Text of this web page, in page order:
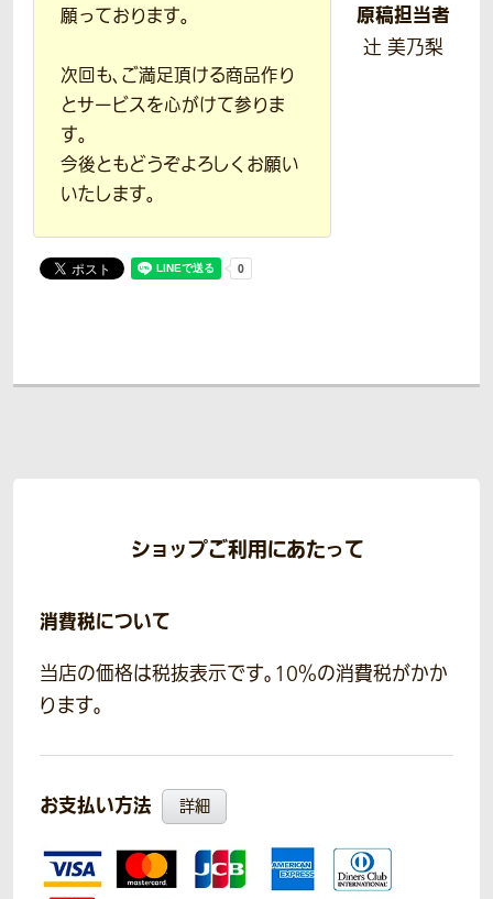
願っております。
次回も、ご満足頂ける商品作り
とサービスを心がけて参りま
す。
今後ともどうぞよろしくお願い
いたします。
原稿担当者
辻 美乃梨
ショップご利用にあたって
消費税について
当店の価格は税抜表示です。10％の消費税がかか
ります。
お支払い方法 詳細